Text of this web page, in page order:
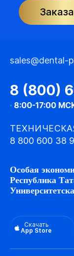
sales@dental-
8 (800)
· 8:00-17:00
8 800 600 38
Особая
Республика
Скачать
App Store